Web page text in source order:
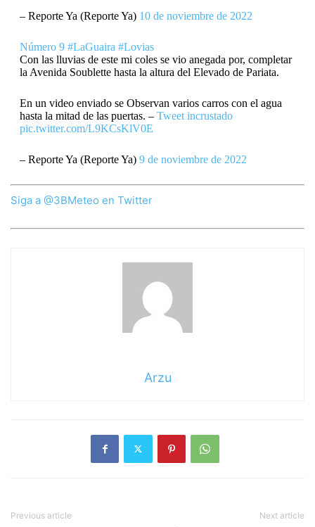
– Reporte Ya (Reporte Ya) 10 de noviembre de 2022
Número 9 #LaGuaira #Lovias
Con las lluvias de este mi coles se vio anegada por, completar
la Avenida Soublette hasta la altura del Elevado de Pariata.
En un video enviado se Observan varios carros con el agua
hasta la mitad de las puertas. – Tweet incrustado
pic.twitter.com/L9KCsKlV0E
– Reporte Ya (Reporte Ya) 9 de noviembre de 2022
Siga a @3BMeteo en Twitter
Arzu
Previous article Next article